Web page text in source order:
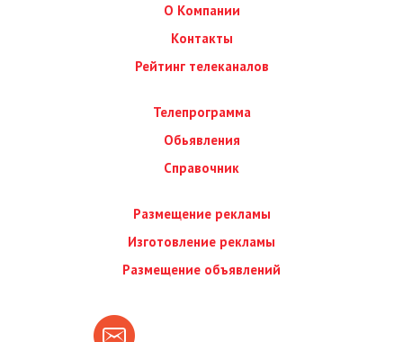
О Компании
Контакты
Рейтинг телеканалов
Телепрограмма
Обьявления
Справочник
Размещение рекламы
Изготовление рекламы
Размещение объявлений